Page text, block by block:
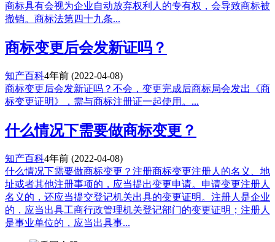
商标具有会视为企业自动放弃权利人的专有权，会导致商标被
撤销。商标法第四十九条...
商标变更后会发新证吗？
知产百科4年前 (2022-04-08)
商标变更后会发新证吗？不会，变更完成后商标局会发出《商
标变更证明》，需与商标注册证一起使用。...
什么情况下需要做商标变更？
知产百科4年前 (2022-04-08)
什么情况下需要做商标变更？注册商标变更注册人的名义、地
址或者其他注册事项的，应当提出变更申请。申请变更注册人
名义的，还应当提交登记机关出具的变更证明。注册人是企业
的，应当出具工商行政管理机关登记部门的变更证明；注册人
是事业单位的，应当出具事...